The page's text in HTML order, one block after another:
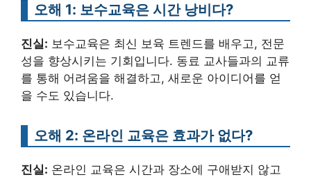
오해 1: 보수교육은 시간 낭비다?
진실: 보수교육은 최신 보육 트렌드를 배우고, 전문
성을 향상시키는 기회입니다. 동료 교사들과의 교류
를 통해 어려움을 해결하고, 새로운 아이디어를 얻
을 수도 있습니다.
오해 2: 온라인 교육은 효과가 없다?
진실: 온라인 교육은 시간과 장소에 구애받지 않고